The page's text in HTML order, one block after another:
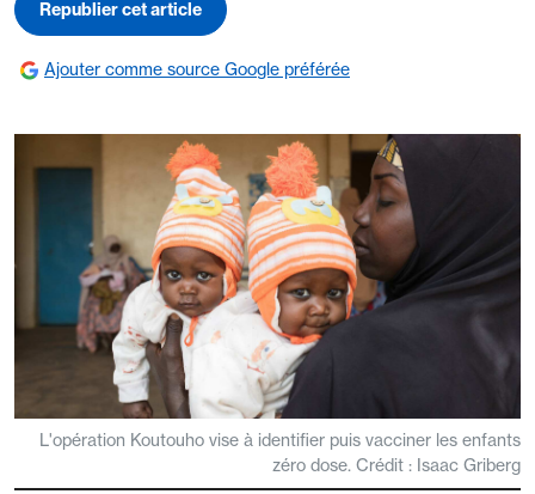
Republier cet article
Ajouter comme source Google préférée
L'opération Koutouho vise à identifier puis vacciner les enfants
zéro dose. Crédit : Isaac Griberg